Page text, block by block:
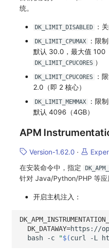
统。
DK_LIMIT_DISABLED ：
DK_LIMIT_CPUMAX
：限
默认 30.0，最大值 100
DK_LIMIT_CPUCORES ）
DK_LIMIT_CPUCORES
：
2.0（即 2 核心）
DK_LIMIT_MEMMAX
：限
默认 4096（4GB）
APM
Version-1.62.0 ·
在安装命令中，指定
针对 Java/Python/PHP 等应
开启主机注入：
DK_DATAWAY=https://
bash
-c "$(curl -L